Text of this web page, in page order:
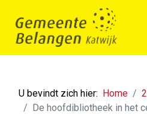
U bevindt zich hier: Home
De hoofdibliotheek in het